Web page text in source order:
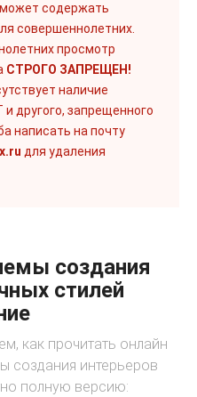
содержать
совершеннолетних.
просмотр
СТРОГО ЗАПРЕЩЕН!
наличие
другого, запрещенного
написать на почту
для удаления
создания
стилей
как прочитать онлайн
создания интерьеров
полную версию: